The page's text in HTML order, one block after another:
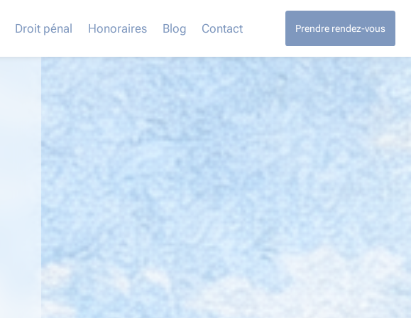
Droit pénal Honoraires Blog Contact Prendre rendez-vous